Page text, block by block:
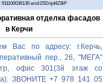
erid:2SDnjd4Z8iP
отделка фасадов
в Керчи
Вас по адресу: г.Керчь,
пер., 26, "МЕГА"
офис 301(3й этаж со
ЗВОНИТЕ +7 978 141 05